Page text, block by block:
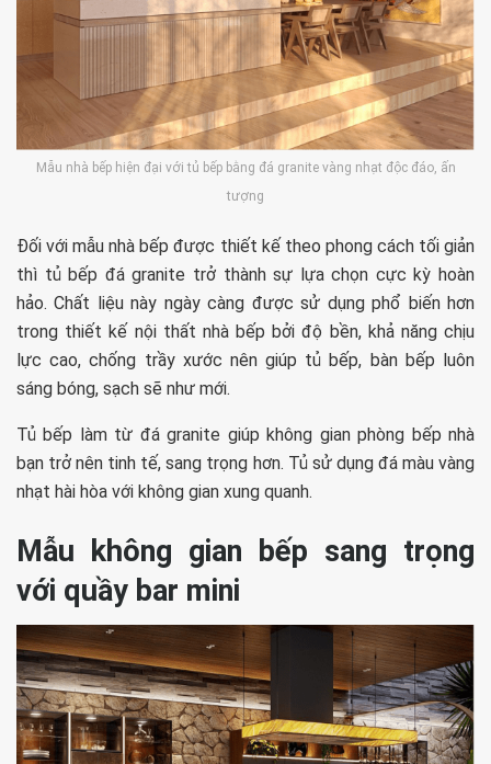
Mẫu nhà bếp hiện đại với tủ bếp bằng đá granite vàng nhạt độc đáo, ấn
tượng
Đối với mẫu nhà bếp được thiết kế theo phong cách tối giản
thì tủ bếp đá granite trở thành sự lựa chọn cực kỳ hoàn
hảo. Chất liệu này ngày càng được sử dụng phổ biến hơn
trong thiết kế nội thất nhà bếp bởi độ bền, khả năng chịu
lực cao, chống trầy xước nên giúp tủ bếp, bàn bếp luôn
sáng bóng, sạch sẽ như mới.
Tủ bếp làm từ đá granite giúp không gian phòng bếp nhà
bạn trở nên tinh tế, sang trọng hơn. Tủ sử dụng đá màu vàng
nhạt hài hòa với không gian xung quanh.
Mẫu không gian bếp sang trọng
với quầy bar mini